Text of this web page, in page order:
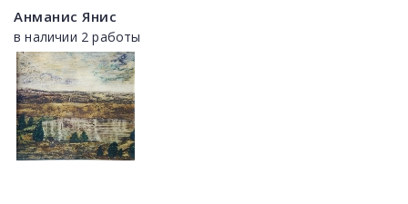
Анманис Янис
в наличии 2 работы